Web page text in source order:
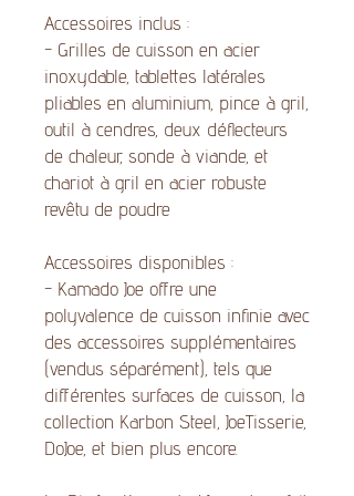
Accessoires inclus :
- Grilles de cuisson en acier
inoxydable, tablettes latérales
pliables en aluminium, pince à gril,
outil à cendres, deux déflecteurs
de chaleur, sonde à viande, et
chariot à gril en acier robuste
revêtu de poudre
Accessoires disponibles :
- Kamado Joe offre une
polyvalence de cuisson infinie avec
des accessoires supplémentaires
(vendus séparément), tels que
différentes surfaces de cuisson, la
collection Karbon Steel, JoeTisserie,
DoJoe, et bien plus encore.